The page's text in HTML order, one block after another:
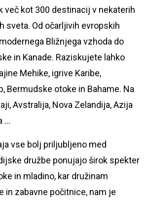
več kot 300 destinacij v nekaterih
sveta. Od očarljivih evropskih
Bližnjega vzhoda do
in Kanade. Raziskujete lahko
Mehike, igrive Karibe,
Bermudske otoke in Bahame. Na
Avstralija, Nova Zelandija, Azija
...
vse bolj priljubljeno med
družbe ponujajo širok spekter
in mladino, kar družinam
in zabavne počitnice, nam je